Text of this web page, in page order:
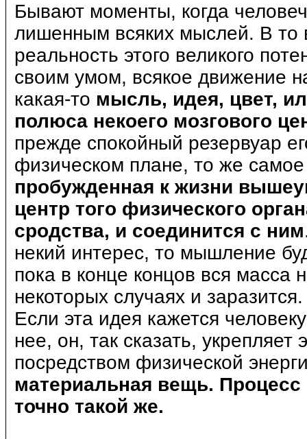
Бывают моменты, когда
лишенным всяких мыслей. В то
реальность этого великого
своим умом, всякое движение
какая-то мысль, идея, цвет,
полюса некоего мозгового
прежде спокойный резервуар
физическом плане, то же
пробужденная к жизни
центр того физического
сродства, и соединится с ним
некий интерес, то мышление
пока в конце концов вся масса
некоторых случаях и заразится.
Если эта идея кажется
нее, он, так сказать,
посредством физической
материальная вещь.
точно такой же.